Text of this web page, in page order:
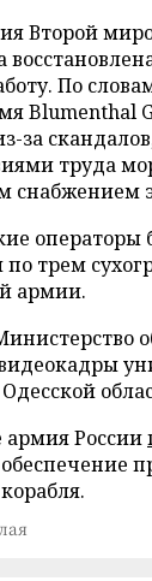
Второй
По
Blumenthal
за
труда
снабжением
операторы
трем
армии.
России